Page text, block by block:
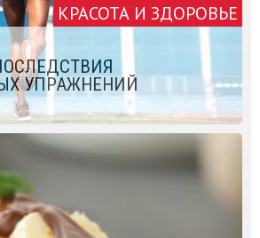
КРАСОТА И ЗДОРОВЬЕ
УПРАЖНЕНИЙ